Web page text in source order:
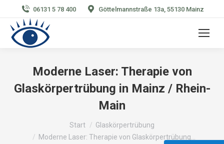
06131 5 78 400 Göttelmannstraße 13a, 55130 Mainz
Moderne Laser: Therapie von
Glaskörpertrübung in Mainz / Rhein-
Main
Sie befinden sich hier:
Start
Glaskörpertrübung
Moderne Laser: Therapie von Glaskörpertrübung…